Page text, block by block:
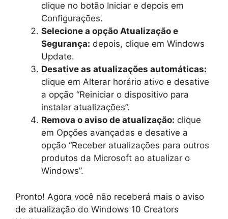
clique no botão Iniciar e depois em
Configurações.
Selecione a opção Atualização e
Segurança: depois, clique em Windows
Update.
Desative as atualizações automáticas:
clique em Alterar horário ativo e desative
a opção “Reiniciar o dispositivo para
instalar atualizações”.
Remova o aviso de atualização: clique
em Opções avançadas e desative a
opção “Receber atualizações para outros
produtos da Microsoft ao atualizar o
Windows”.
Pronto! Agora você não receberá mais o aviso
de atualização do Windows 10 Creators